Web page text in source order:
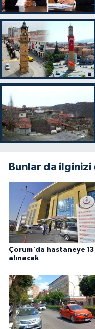
Bunlar da
Çorum'da hastaneye 13
alınacak